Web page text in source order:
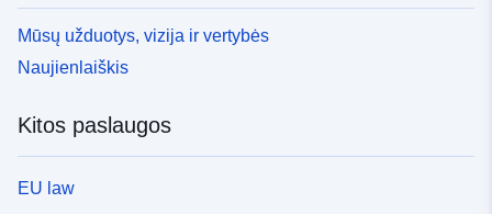
Mūsų užduotys, vizija ir vertybės
Naujienlaiškis
Kitos paslaugos
EU law